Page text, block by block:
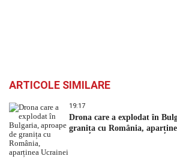
ARTICOLE SIMILARE
19:17
Drona care a explodat în
granița cu România,